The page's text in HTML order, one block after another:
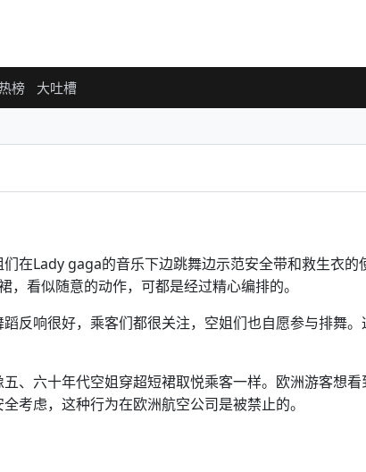
榜 大吐槽
在Lady gaga的音乐下边跳舞边示范安全带和救生衣的
看似随意的动作，可都是经过精心编排的。
反响很好，乘客们都很关注，空姐们也自愿参与排舞。
、六十年代空姐穿超短裙取悦乘客一样。欧洲游客想看
考虑，这种行为在欧洲航空公司是被禁止的。